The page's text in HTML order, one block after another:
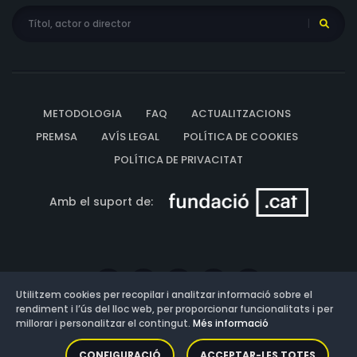
METODOLOGIA FAQ
ACTUALITZACIONS
PREMSA
AVÍS LEGAL
POLÍTICA DE COOKIES
POLÍTICA DE PRIVACITAT
Amb el suport de:
Versió: 3.13.0.202607011342
Utilitzem cookies per recopilar i analitzar informació sobre el
rendiment i l’ús del lloc web, per proporcionar funcionalitats i per
millorar i personalitzar el contingut. Més informació